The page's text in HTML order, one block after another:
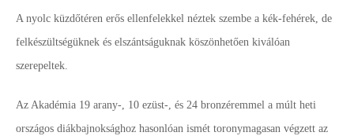
A nyolc küzdőtéren erős ellenfelekkel néztek szembe a kék-fehérek, de
felkészültségüknek és elszántságuknak köszönhetően kiválóan
szerepeltek.
Az Akadémia 19 arany-, 10 ezüst-, és 24 bronzéremmel a múlt heti
országos diákbajnoksághoz hasonlóan ismét toronymagasan végzett az